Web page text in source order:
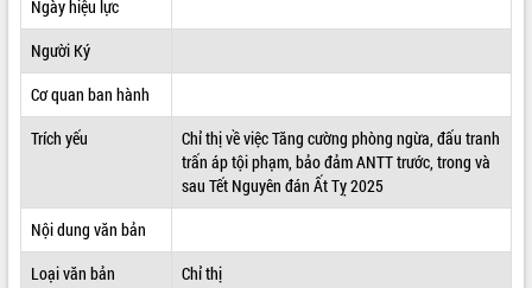
THÔNG TIN CHỈ ĐẠO ĐIỀU HÀNH
HỆ THỐNG VĂN BẢN
VĂN BẢN HĐND TỈNH
QUY HOẠCH - KẾ HOẠCH
Ngày hiệu lực
Người Ký
Cơ quan ban hành
Trích yếu
Chỉ thị về việc Tăng cường phòng ngừa, đấu tranh
trấn áp tội phạm, bảo đảm ANTT trước, trong và
sau Tết Nguyên đán Ất Tỵ 2025
Nội dung văn bản
Loại văn bản
Chỉ thị